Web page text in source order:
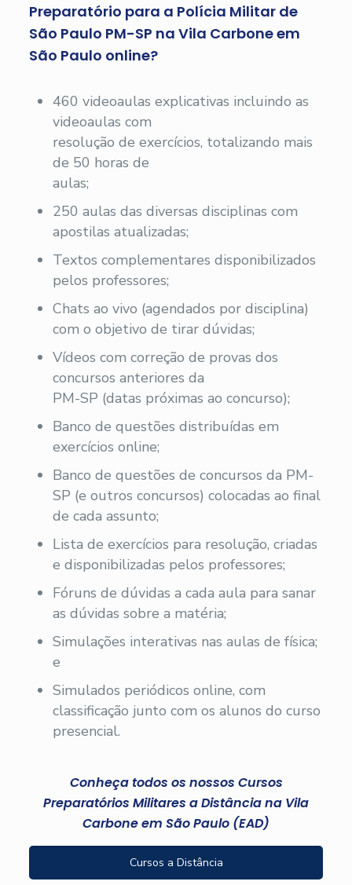
Preparatório para a Polícia Militar de
São Paulo PM-SP na Vila Carbone em
São Paulo online?
460 videoaulas explicativas incluindo as
videoaulas com
resolução de exercícios, totalizando mais
de 50 horas de
aulas;
250 aulas das diversas disciplinas com
apostilas atualizadas;
Textos complementares disponibilizados
pelos professores;
Chats ao vivo (agendados por disciplina)
com o objetivo de tirar dúvidas;
Vídeos com correção de provas dos
concursos anteriores da
PM-SP (datas próximas ao concurso);
Banco de questões distribuídas em
exercícios online;
Banco de questões de concursos da PM-
SP (e outros concursos) colocadas ao final
de cada assunto;
Lista de exercícios para resolução, criadas
e disponibilizadas pelos professores;
Fóruns de dúvidas a cada aula para sanar
as dúvidas sobre a matéria;
Simulações interativas nas aulas de física;
e
Simulados periódicos online, com
classificação junto com os alunos do curso
presencial.
Conheça todos os nossos Cursos
Preparatórios Militares a Distância na Vila
Carbone em São Paulo (EAD)
Cursos a Distância